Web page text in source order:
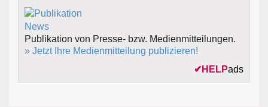
Publikation von Presse- bzw. Medienmitteilungen.
» Jetzt Ihre Medienmitteilung publizieren!
✔ HELPads